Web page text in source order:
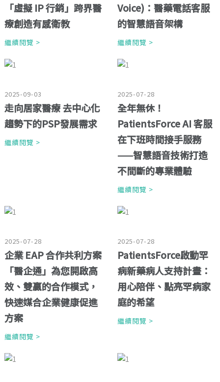
「虛擬 IP 行銷」跨界醫
療創造有感衛教
繼續閱覽 >
Voice)：醫藥電話客服
的智慧語音架構
繼續閱覽 >
2025-09-03
走向居家醫療 去中心化
趨勢下的PSP發展需求
繼續閱覽 >
2025-07-28
全年無休！
PatientsForce AI 客服
在下班時間接手服務
——智慧語音技術打造
不間斷的專業體驗
繼續閱覽 >
2025-07-28
企業 EAP 合作共利方案
「醫企通」為您開啟高
效、雙贏的合作模式，
快速媒合企業健康促進
方案
繼續閱覽 >
2025-07-28
PatientsForce啟動罕
病新藥病人支持計畫：
用心陪伴、點亮罕病家
庭的希望
繼續閱覽 >